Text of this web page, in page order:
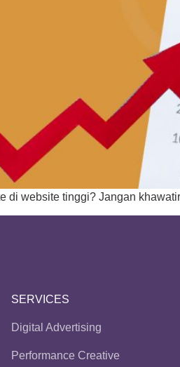
di website tinggi? Jangan
SERVICES
Digital Advertising
Performance Creative